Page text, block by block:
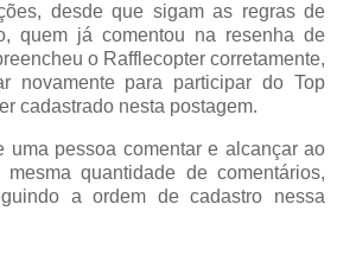
desde que sigam as regras de
quem já comentou na resenha de
o Rafflecopter corretamente,
novamente para participar do Top
cadastrado nesta postagem.
uma pessoa comentar e alcançar ao
quantidade de comentários,
a ordem de cadastro nessa